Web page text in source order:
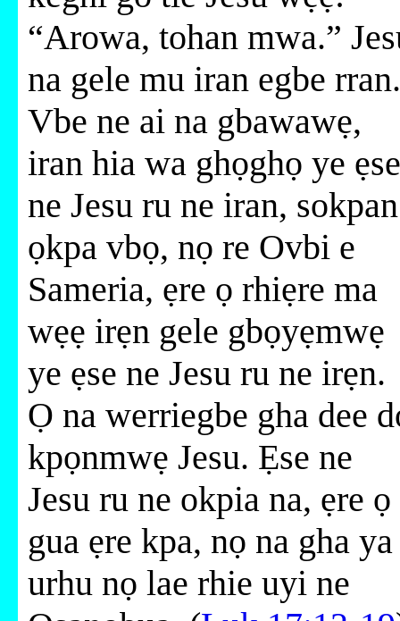
“Arowa, tohan mwa.”
na gele mu iran egbe rran.
Vbe ne ai na gbawawẹ,
iran hia wa ghọghọ ye ẹse
ne Jesu ru ne iran, sokpan
ọkpa vbọ, nọ re Ovbi e
Sameria, ẹre ọ rhiẹre ma
wẹẹ irẹn gele gbọyẹmwẹ
ye ẹse ne Jesu ru ne irẹn.
Ọ na werriegbe gha dee
kpọnmwẹ Jesu. Ẹse ne
Jesu ru ne okpia na, ẹre ọ
gua ẹre kpa, nọ na gha ya
urhu nọ lae rhie uyi ne